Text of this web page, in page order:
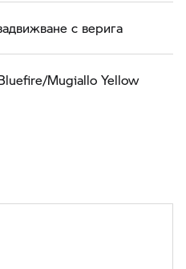
с верига
Mugiallo Yellow